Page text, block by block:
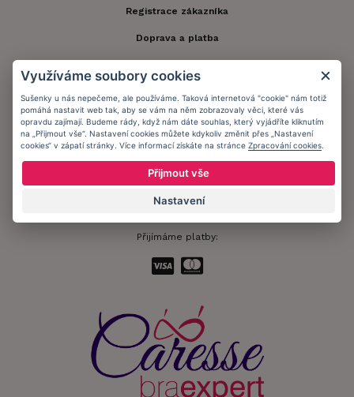
Registrace zákazníka
Doprava a platba
Informační memorandum
Zůstaňte s námi v kontaktu.
Přijímáme platby:
Využíváme soubory cookies
Sušenky u nás nepečeme, ale používáme. Taková internetová "cookie" nám totiž
pomáhá nastavit web tak, aby se vám na něm zobrazovaly věci, které vás
opravdu zajímají. Budeme rády, když nám dáte souhlas, který vyjádříte kliknutím
na „Přijmout vše“. Nastavení cookies můžete kdykoliv změnit přes „Nastavení
cookies“ v zápatí stránky. Více informací získáte na stránce Zpracování cookies
Přijmout vše
Nastavení